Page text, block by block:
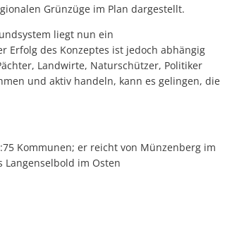
Grünzüge im Plan dargestellt.
liegt nun ein
Erfolg des Konzeptes ist jedoch abhängig
Landwirte, Naturschützer, Politiker
und aktiv handeln, kann es gelingen, die
Kommunen; er reicht von Münzenberg im
Langenselbold im Osten